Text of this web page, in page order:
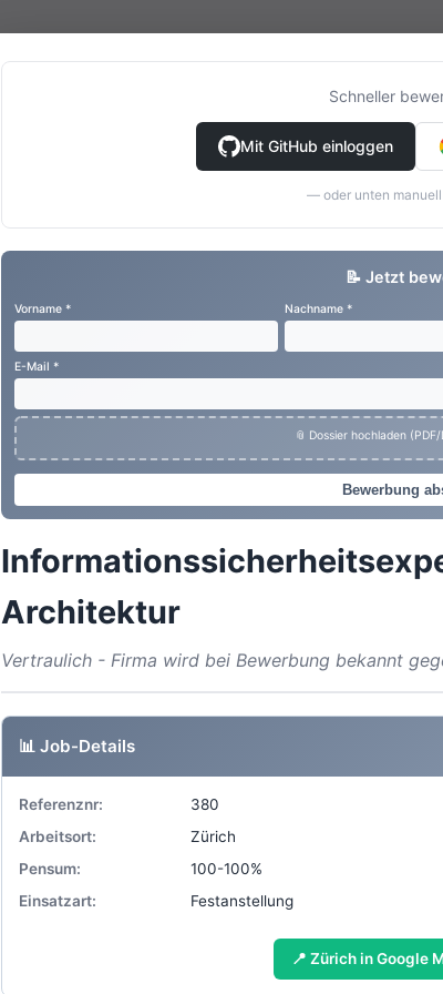
Schneller
Mit GitHub einloggen
— oder unten
📝 Jetzt
Vorname * Nachname *
E-Mail *
📎 Dossier hochladen
Bewerbung
Architektur
Vertraulich - Firma wird bei Bewerbung bekannt
📊 Job-Details
Referenznr:
380
Arbeitsort:
Zürich
Pensum:
100-100%
Einsatzart:
Festanstellung
📍 Zürich in Google